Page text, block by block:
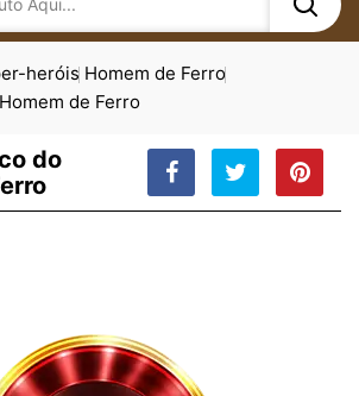
heróis Homem de Ferro
de Ferro
do